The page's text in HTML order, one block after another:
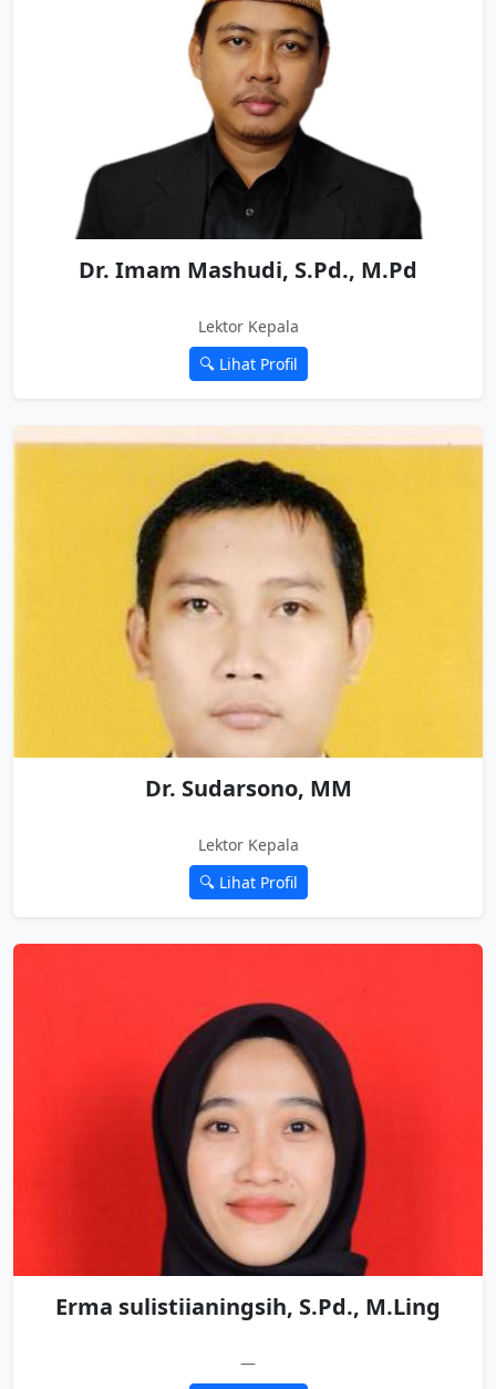
Dr. Imam Mashudi, S.Pd., M.Pd
Lektor Kepala
🔍 Lihat Profil
Dr. Sudarsono, MM
Lektor Kepala
🔍 Lihat Profil
Erma sulistiianingsih, S.Pd., M.Ling
—